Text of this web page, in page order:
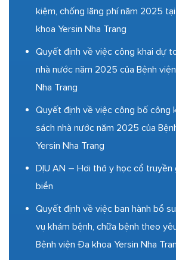
kiệm, chống lãng phí năm 2025
khoa Yersin Nha Trang
Quyết định về việc công khai dự
nhà nước năm 2025 của Bệnh
Nha Trang
Quyết định về việc công bố công
sách nhà nước năm 2025 của
Yersin Nha Trang
DỊU AN – Hơi thở y học cổ truyền
biển
Quyết định về việc ban hành bổ
vụ khám bệnh, chữa bệnh theo
Bệnh viện Đa khoa Yersin Nha